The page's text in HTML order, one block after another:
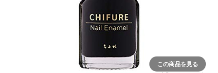
この商品を見る